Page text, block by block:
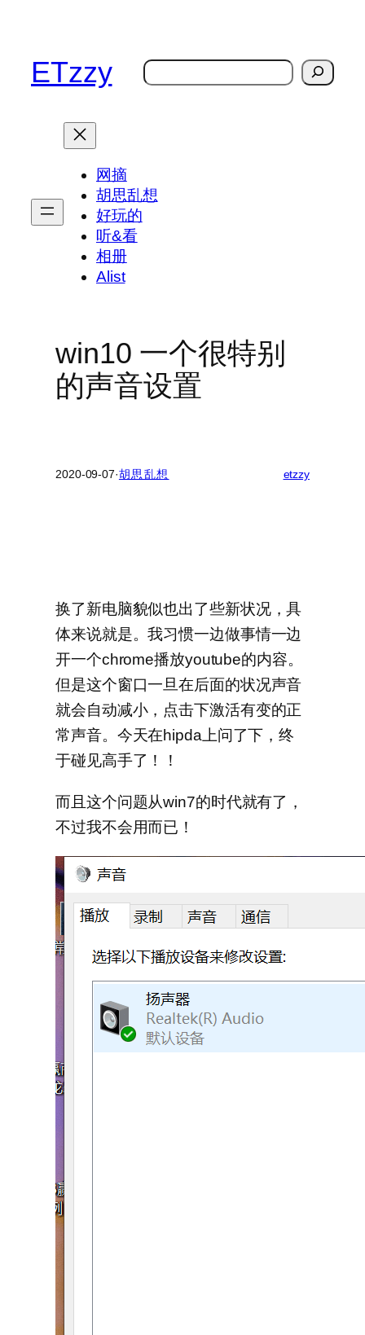
ETzzy
搜
网摘
胡思乱想
好玩的
听&看
相册
Alist
win10 一个很特别
的声音设置
2020-09-07·胡思乱想 etzzy
换了新电脑貌似也出了些新状况，具
体来说就是。我习惯一边做事情一边
开一个chrome播放youtube的内容。
但是这个窗口一旦在后面的状况声音
就会自动减小，点击下激活有变的正
常声音。今天在hipda上问了下，终
于碰见高手了！！
而且这个问题从win7的时代就有了，
不过我不会用而已！